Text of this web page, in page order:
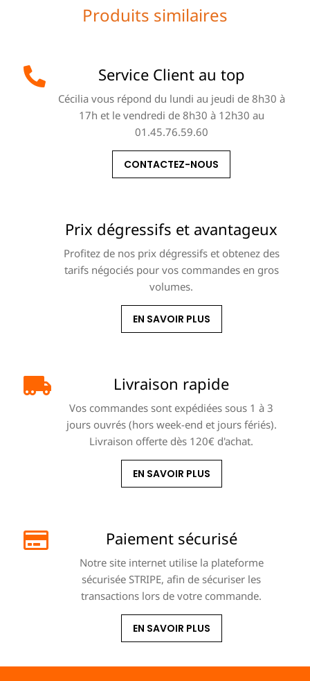
Produits similaires
Service Client au top
Cécilia vous répond du lundi au jeudi de 8h30 à
17h et le vendredi de 8h30 à 12h30 au
01.45.76.59.60
CONTACTEZ-NOUS
Prix dégressifs et avantageux
Profitez de nos prix dégressifs et obtenez des
tarifs négociés pour vos commandes en gros
volumes.
EN SAVOIR PLUS
Livraison rapide
Vos commandes sont expédiées sous 1 à 3
jours ouvrés (hors week-end et jours fériés).
Livraison offerte dès 120€ d'achat.
EN SAVOIR PLUS
Paiement sécurisé
Notre site internet utilise la plateforme
sécurisée STRIPE, afin de sécuriser les
transactions lors de votre commande.
EN SAVOIR PLUS